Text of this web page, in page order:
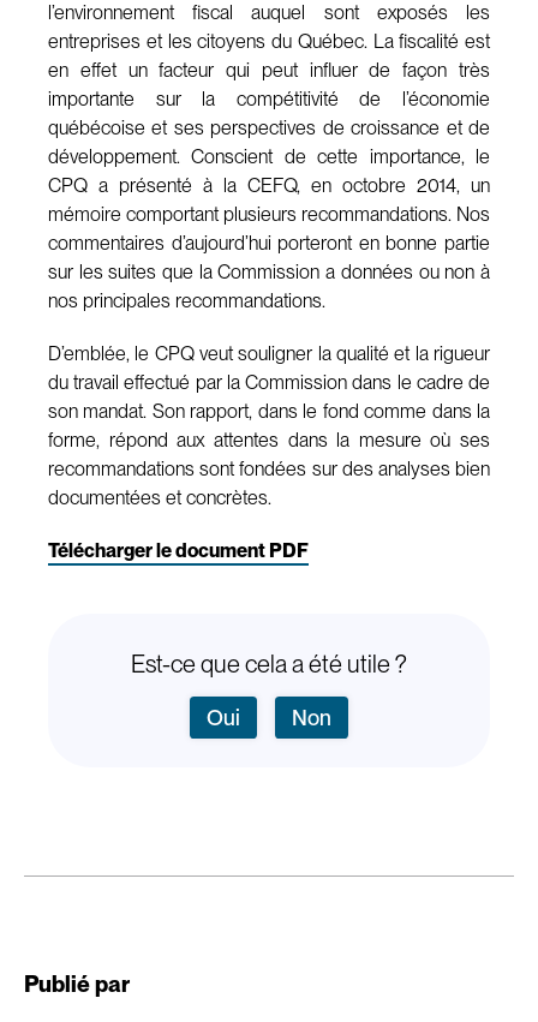
l’environnement fiscal auquel sont exposés les
entreprises et les citoyens du Québec. La fiscalité est
en effet un facteur qui peut influer de façon très
importante sur la compétitivité de l’économie
québécoise et ses perspectives de croissance et de
développement. Conscient de cette importance, le
CPQ a présenté à la CEFQ, en octobre 2014, un
mémoire comportant plusieurs recommandations. Nos
commentaires d’aujourd’hui porteront en bonne partie
sur les suites que la Commission a données ou non à
nos principales recommandations.
D’emblée, le CPQ veut souligner la qualité et la rigueur
du travail effectué par la Commission dans le cadre de
son mandat. Son rapport, dans le fond comme dans la
forme, répond aux attentes dans la mesure où ses
recommandations sont fondées sur des analyses bien
documentées et concrètes.
Télécharger le document PDF
Est-ce que cela a été utile ?
Oui Non
Publié par